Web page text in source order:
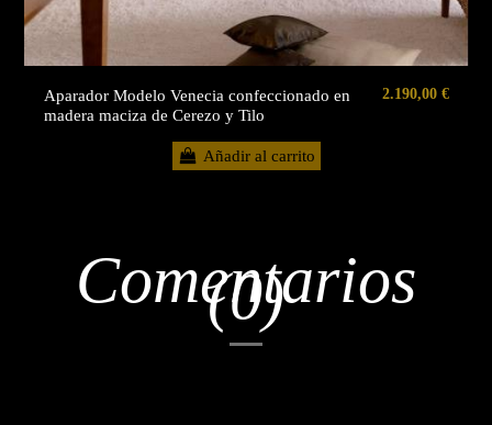
Aparador Modelo Venecia confeccionado en
madera maciza de Cerezo y Tilo
2.190,00 €
Añadir al carrito
Comentarios
(0)